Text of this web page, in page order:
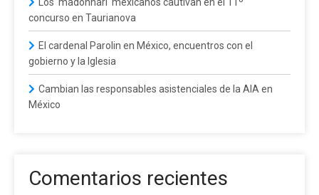
concurso en Taurianova
El cardenal Parolin en México, encuentros con el
gobierno y la Iglesia
Cambian las responsables asistenciales de la AIA en
México
Comentarios recientes